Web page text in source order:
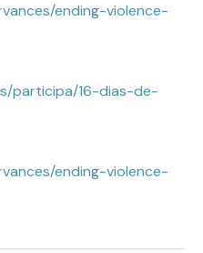
ending-violence-
participa/16-dias-de-
ending-violence-